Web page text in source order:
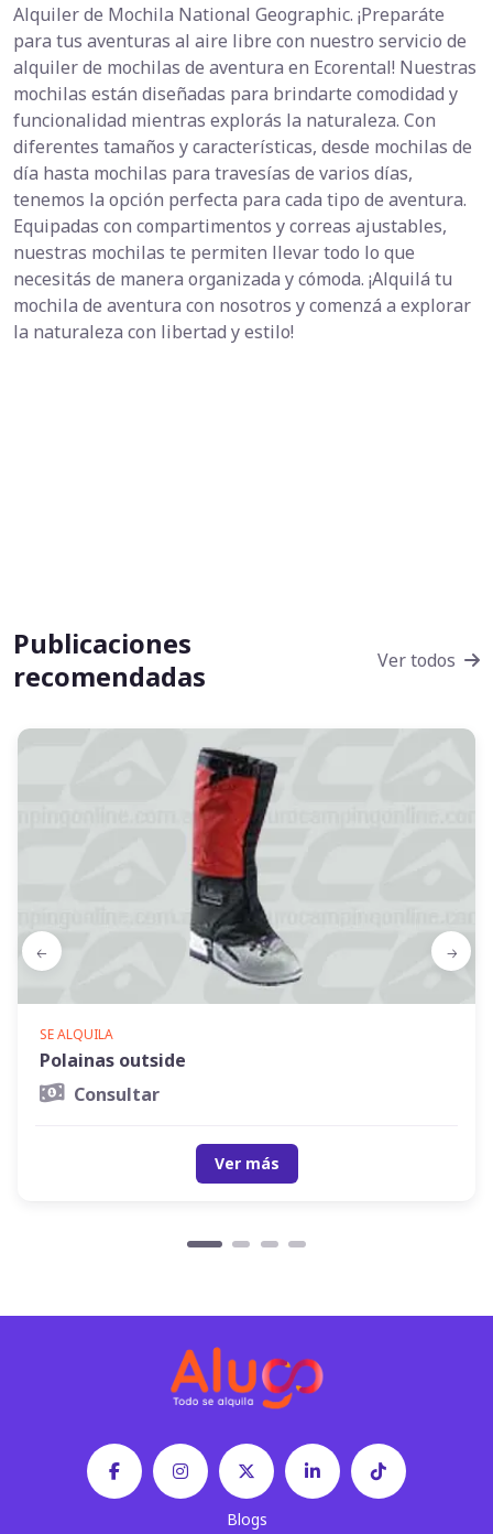
Alquiler de Mochila National Geographic. ¡Preparáte
para tus aventuras al aire libre con nuestro servicio de
alquiler de mochilas de aventura en Ecorental! Nuestras
mochilas están diseñadas para brindarte comodidad y
funcionalidad mientras explorás la naturaleza. Con
diferentes tamaños y características, desde mochilas de
día hasta mochilas para travesías de varios días,
tenemos la opción perfecta para cada tipo de aventura.
Equipadas con compartimentos y correas ajustables,
nuestras mochilas te permiten llevar todo lo que
necesitás de manera organizada y cómoda. ¡Alquilá tu
mochila de aventura con nosotros y comenzá a explorar
la naturaleza con libertad y estilo!
Publicaciones
recomendadas
Ver todos
SE ALQUILA
Polainas outside
Consultar
Ver más
Blogs